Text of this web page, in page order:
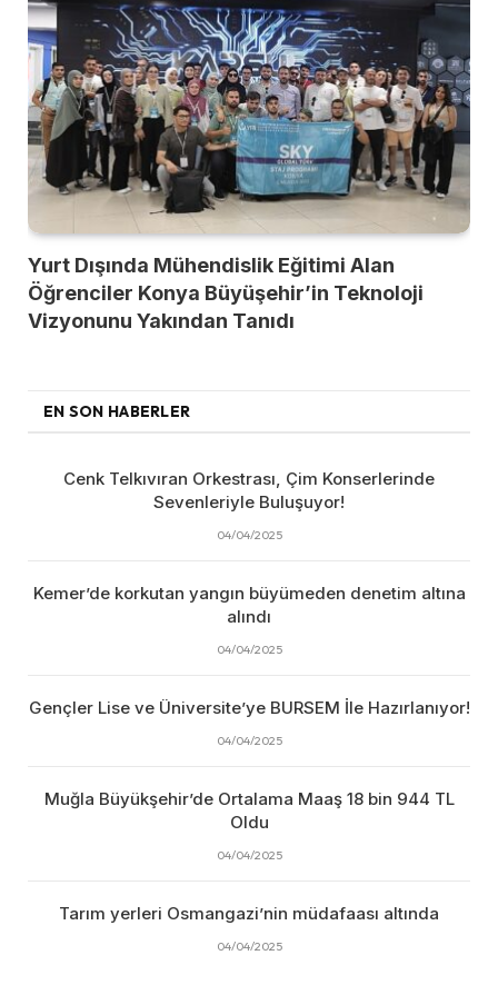
Yurt Dışında Mühendislik Eğitimi Alan
Öğrenciler Konya Büyüşehir’in Teknoloji
Vizyonunu Yakından Tanıdı
EN SON HABERLER
Cenk Telkıvıran Orkestrası, Çim Konserlerinde
Sevenleriyle Buluşuyor!
04/04/2025
Kemer’de korkutan yangın büyümeden denetim altına
alındı
04/04/2025
Gençler Lise ve Üniversite’ye BURSEM İle Hazırlanıyor!
04/04/2025
Muğla Büyükşehir’de Ortalama Maaş 18 bin 944 TL
Oldu
04/04/2025
Tarım yerleri Osmangazi’nin müdafaası altında
04/04/2025